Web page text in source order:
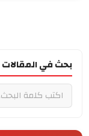
بحث في المقالات